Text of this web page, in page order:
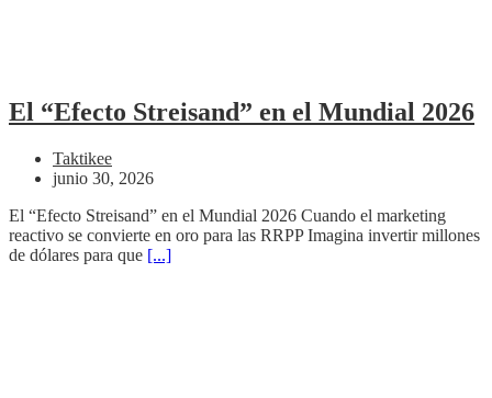
El “Efecto Streisand” en el Mundial 2026
Taktikee
junio 30, 2026
El “Efecto Streisand” en el Mundial 2026 Cuando el marketing
reactivo se convierte en oro para las RRPP Imagina invertir millones
de dólares para que [...]